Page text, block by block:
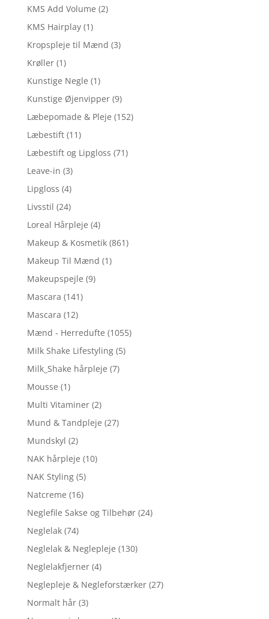
KMS Add Volume (2)
KMS Hairplay (1)
Kropspleje til Mænd (3)
Krøller (1)
Kunstige Negle (1)
Kunstige Øjenvipper (9)
Læbepomade & Pleje (152)
Læbestift (11)
Læbestift og Lipgloss (71)
Leave-in (3)
Lipgloss (4)
Livsstil (24)
Loreal Hårpleje (4)
Makeup & Kosmetik (861)
Makeup Til Mænd (1)
Makeupspejle (9)
Mascara (141)
Mascara (12)
Mænd - Herredufte (1055)
Milk Shake Lifestyling (5)
Milk_Shake hårpleje (7)
Mousse (1)
Multi Vitaminer (2)
Mund & Tandpleje (27)
Mundskyl (2)
NAK hårpleje (10)
NAK Styling (5)
Natcreme (16)
Neglefile Sakse og Tilbehør (24)
Neglelak (74)
Neglelak & Neglepleje (130)
Neglelakfjerner (4)
Neglepleje & Negleforstærker (27)
Normalt hår (3)